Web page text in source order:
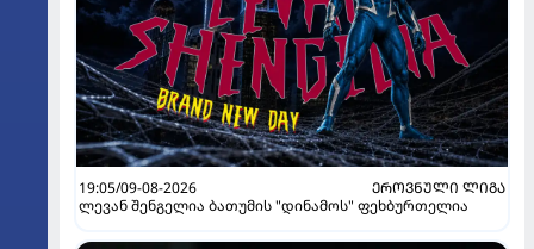
19:05/09-08-2026
ᲔᲠᲝᲕᲜᲣᲚᲘ ᲚᲘᲒᲐ
ლევან შენგელია ბათუმის "დინამოს" ფეხბურთელია